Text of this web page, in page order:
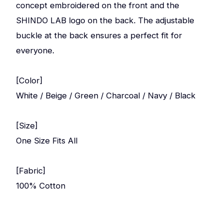
concept embroidered on the front and the
SHINDO LAB logo on the back. The adjustable
buckle at the back ensures a perfect fit for
everyone.
[Color]
White / Beige / Green / Charcoal / Navy / Black
[Size]
One Size Fits All
[Fabric]
100% Cotton